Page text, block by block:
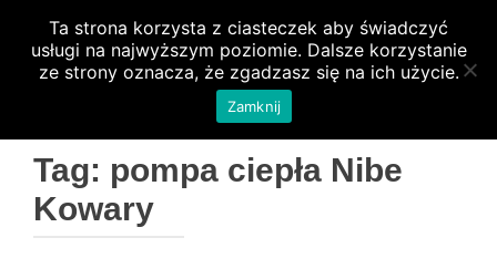
Tag: pompa ciepła Nibe
Kowary
Ta strona korzysta z ciasteczek aby świadczyć
usługi na najwyższym poziomie. Dalsze korzystanie
ze strony oznacza, że zgadzasz się na ich użycie.
Zamknij